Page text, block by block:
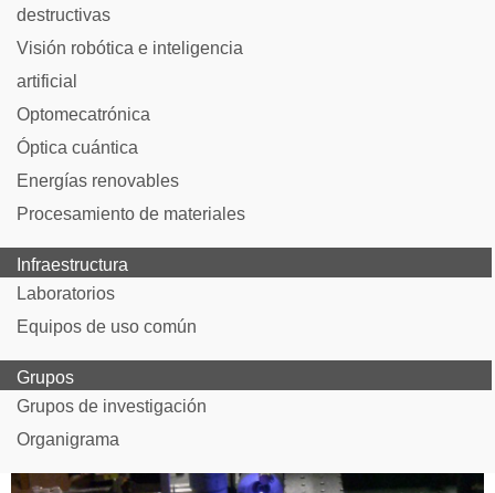
destructivas
Visión robótica e inteligencia
artificial
Optomecatrónica
Óptica cuántica
Energías renovables
Procesamiento de materiales
Infraestructura
Laboratorios
Equipos de uso común
Grupos
Grupos de investigación
Organigrama